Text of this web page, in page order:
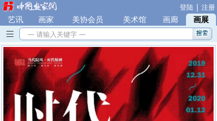
登陆 | 注册
艺讯 画家 美协会员 美术馆 画廊 | 画展
— 请输入关键字 —